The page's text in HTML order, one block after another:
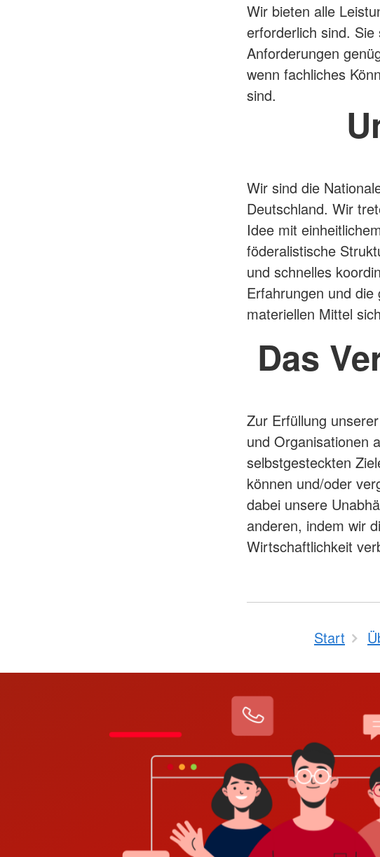
Wir bieten alle
erforderlich sind.
Anforderungen
wenn fachliches
sind.
Wir sind die
Deutschland. Wir
Idee mit
föderalistische
und schnelles
Erfahrungen und
materiellen Mittel
Das
Zur Erfüllung
und Organisationen
selbstgesteckten
können und/oder
dabei unsere
anderen, indem wir
Wirtschaftlichkeit
Start